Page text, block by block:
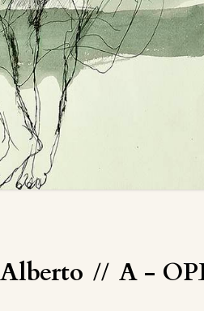
// A -